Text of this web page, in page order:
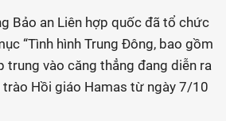
Bảo an Liên hợp quốc đã tổ chức
“Tình hình Trung Đông, bao gồm
trung vào căng thẳng đang diễn ra
Hồi giáo Hamas từ ngày 7/10